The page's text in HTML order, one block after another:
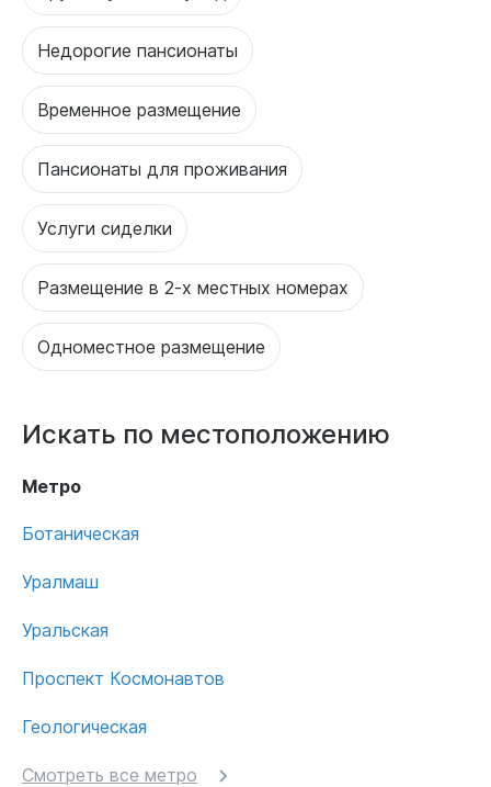
Недорогие пансионаты
Временное размещение
Пансионаты для проживания
Услуги сиделки
Размещение в 2-х местных номерах
Одноместное размещение
Искать по местоположению
Метро
Ботаническая
Уралмаш
Уральская
Проспект Космонавтов
Геологическая
Смотреть все метро